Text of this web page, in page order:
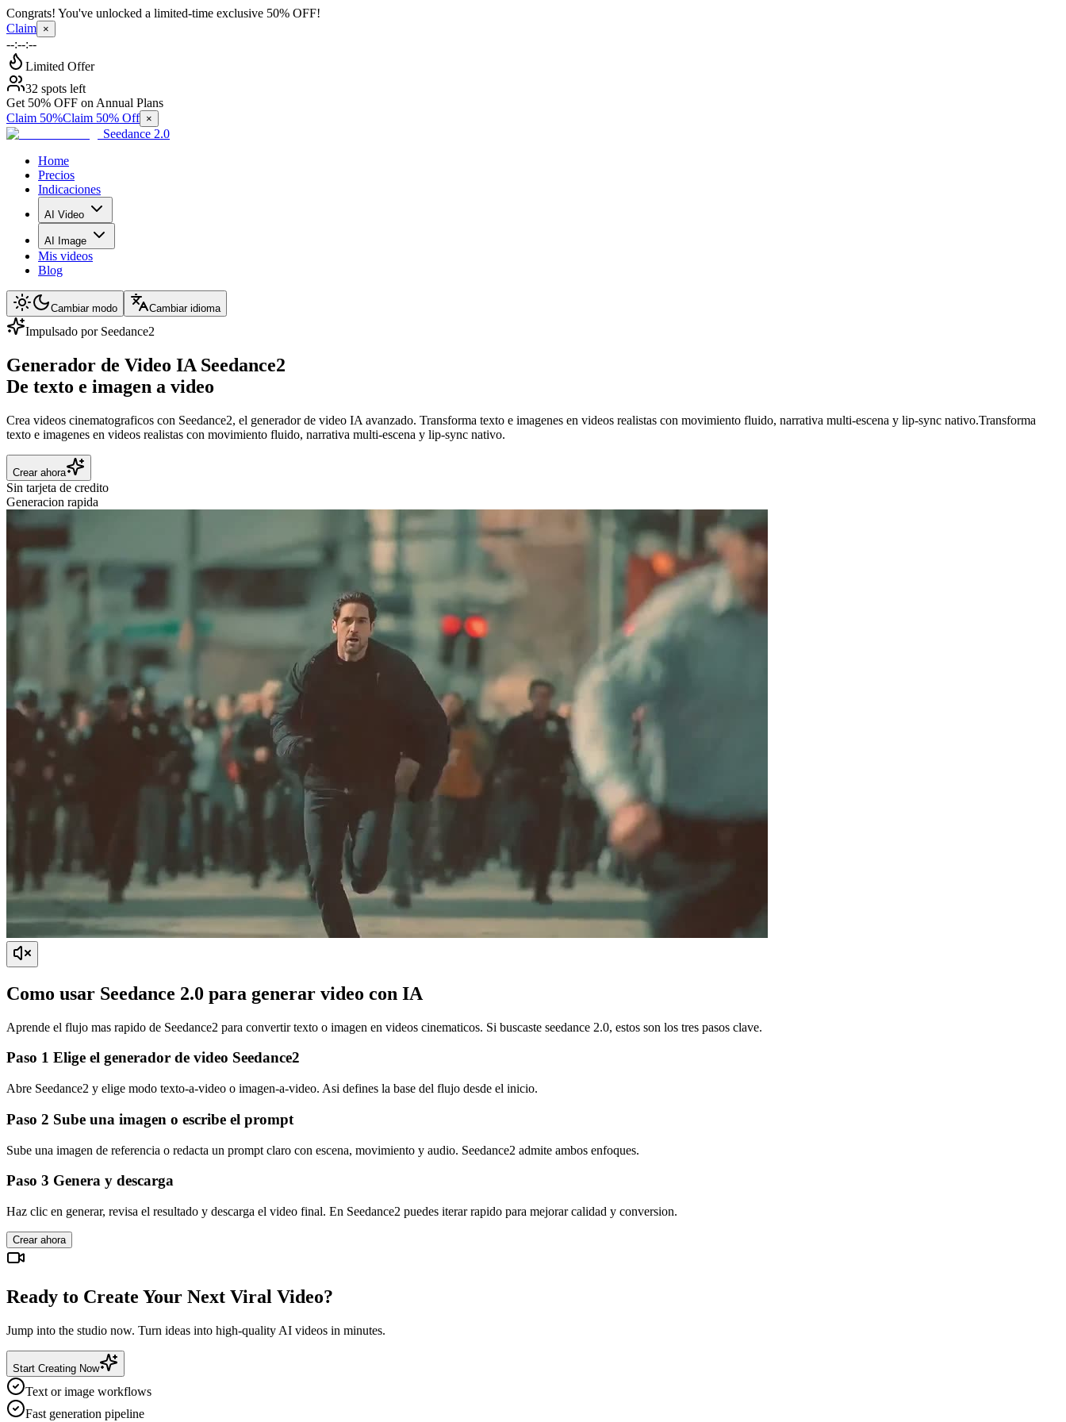
Congrats! You've unlocked a limited-time exclusive 50% OFF!
Claim ×
--:--:--
Limited Offer
32 spots left
Get 50% OFF on Annual Plans
Claim 50%Claim 50% Off ×
Seedance 2.0
Home
Precios
Indicaciones
AI Video
AI Image
Mis videos
Blog
Cambiar modo Cambiar idioma
Impulsado por Seedance2
Generador de Video IA Seedance2
De texto e imagen a video
Crea videos cinematograficos con Seedance2, el generador de video IA avanzado. Transforma texto e imagenes en videos realistas con movimiento fluido, narrativa multi-escena y lip-sync nativo.Transforma
texto e imagenes en videos realistas con movimiento fluido, narrativa multi-escena y lip-sync nativo.
Crear ahora
Sin tarjeta de credito
Generacion rapida
Como usar Seedance 2.0 para generar video con IA
Aprende el flujo mas rapido de Seedance2 para convertir texto o imagen en videos cinematicos. Si buscaste seedance 2.0, estos son los tres pasos clave.
Paso 1 Elige el generador de video Seedance2
Abre Seedance2 y elige modo texto-a-video o imagen-a-video. Asi defines la base del flujo desde el inicio.
Paso 2 Sube una imagen o escribe el prompt
Sube una imagen de referencia o redacta un prompt claro con escena, movimiento y audio. Seedance2 admite ambos enfoques.
Paso 3 Genera y descarga
Haz clic en generar, revisa el resultado y descarga el video final. En Seedance2 puedes iterar rapido para mejorar calidad y conversion.
Crear ahora
Ready to Create Your Next Viral Video?
Jump into the studio now. Turn ideas into high-quality AI videos in minutes.
Start Creating Now
Text or image workflows
Fast generation pipeline